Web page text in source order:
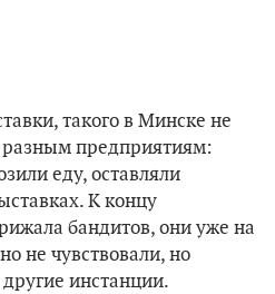
такого в Минске не
разным предприятиям:
еду, оставляли
К концу
бандитов, они уже на
не чувствовали, но
инстанции.